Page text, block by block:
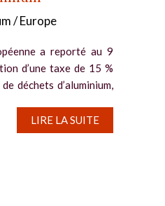
/ Europe
a reporté au 9
d’une taxe de 15 %
déchets d’aluminium,
Juul Jorgensen à la
LIRE LA SUITE